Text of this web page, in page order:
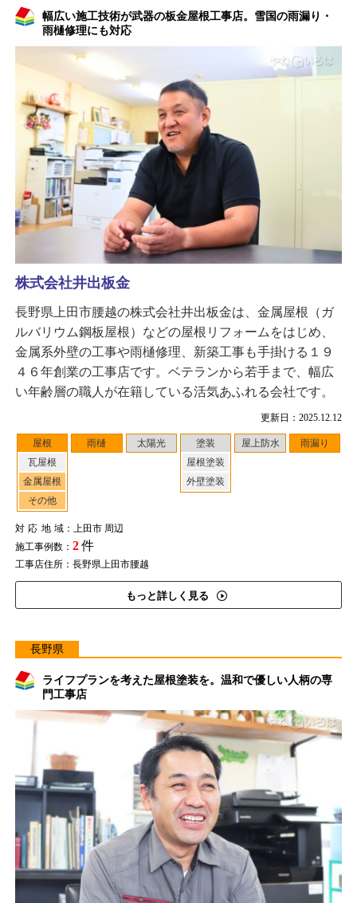
幅広い施工技術が武器の板金屋根工事店。雪国の雨漏り・
雨樋修理にも対応
更新日：2025.12.12
屋根
瓦屋根
金属屋根
その他
雨樋 太陽光
塗装
屋根塗装
外壁塗装
屋上防水 雨漏り
対応地域：上田市 周辺
施工事例数： 2件
工事店住所：長野県上田市腰越
もっと詳しく見る
株式会社井出板金
長野県上田市腰越の株式会社井出板金は、金属屋根（ガ
ルバリウム鋼板屋根）などの屋根リフォームをはじめ、
金属系外壁の工事や雨樋修理、新築工事も手掛ける１９
４６年創業の工事店です。ベテランから若手まで、幅広
い年齢層の職人が在籍している活気あふれる会社です。
長野県
ライフプランを考えた屋根塗装を。温和で優しい人柄の専
門工事店